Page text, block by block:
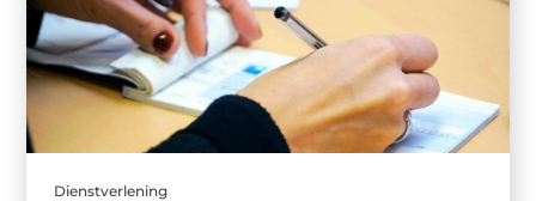
Dienstverlening